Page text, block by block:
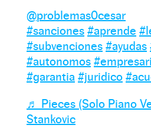
@problemas0cesar
#sanciones #aprende
#subvenciones #ayudas
#autonomos
#garantia #juridico
♬ Pieces (Solo Piano
Stankovic